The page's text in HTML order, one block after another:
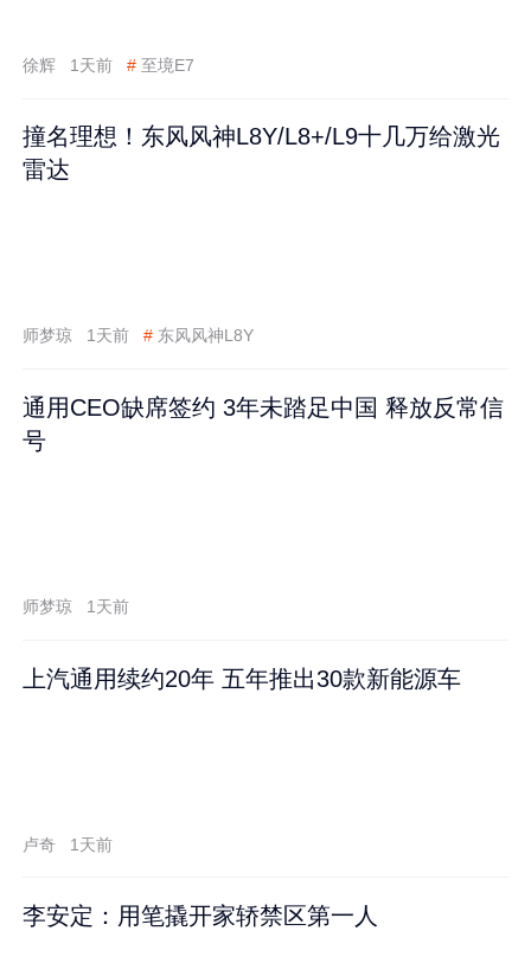
徐辉 1天前 # 至境E7
撞名理想！东风风神L8Y/L8+/L9十几万给激光
雷达
师梦琼 1天前 # 东风风神L8Y
通用CEO缺席签约 3年未踏足中国 释放反常信
号
师梦琼 1天前
上汽通用续约20年 五年推出30款新能源车
卢奇 1天前
李安定：用笔撬开家轿禁区第一人